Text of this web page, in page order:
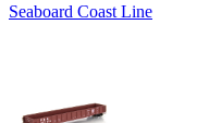
Seaboard Coast Line